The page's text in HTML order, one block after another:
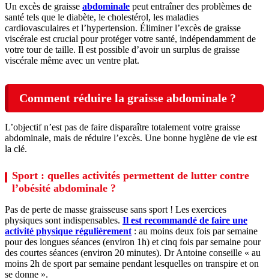
Un excès de graisse abdominale peut entraîner des problèmes de
santé tels que le diabète, le cholestérol, les maladies
cardiovasculaires et l’hypertension. Éliminer l’excès de graisse
viscérale est crucial pour protéger votre santé, indépendamment de
votre tour de taille. Il est possible d’avoir un surplus de graisse
viscérale même avec un ventre plat.
Comment réduire la graisse abdominale ?
L’objectif n’est pas de faire disparaître totalement votre graisse
abdominale, mais de réduire l’excès. Une bonne hygiène de vie est
la clé.
Sport : quelles activités permettent de lutter contre
l’obésité abdominale ?
Pas de perte de masse graisseuse sans sport ! Les exercices
physiques sont indispensables. Il est recommandé de faire une
activité physique régulièrement : au moins deux fois par semaine
pour des longues séances (environ 1h) et cinq fois par semaine pour
des courtes séances (environ 20 minutes). Dr Antoine conseille « au
moins 2h de sport par semaine pendant lesquelles on transpire et on
se donne ».